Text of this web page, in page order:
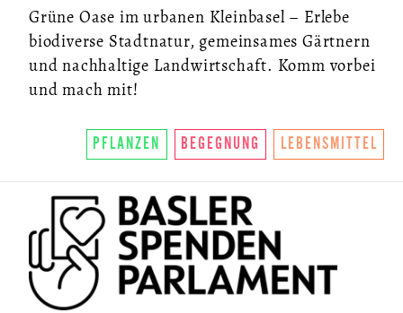
Grüne Oase im urbanen Kleinbasel – Erlebe
biodiverse Stadtnatur, gemeinsames Gärtnern
und nachhaltige Landwirtschaft. Komm vorbei
und mach mit!
PFLANZEN BEGEGNUNG LEBENSMITTEL